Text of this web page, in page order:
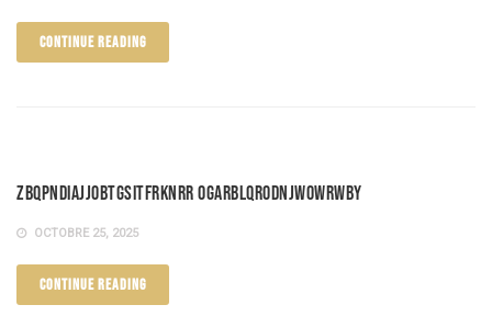
CONTINUE READING
ZbQpNDIajJobTgsITfrKnrr OgaRBlQRoDnjWowRWBY
OCTOBRE 25, 2025
CONTINUE READING